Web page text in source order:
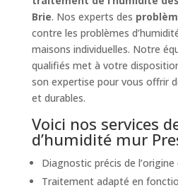
Brie. Nos experts des
contre les problèmes
maisons individuelles. Notre
qualifiés met à votre
son expertise pour vous offrir
et durables.
Voici nos services
d’humidité mur
Diagnostic précis de l’origine
Traitement adapté en